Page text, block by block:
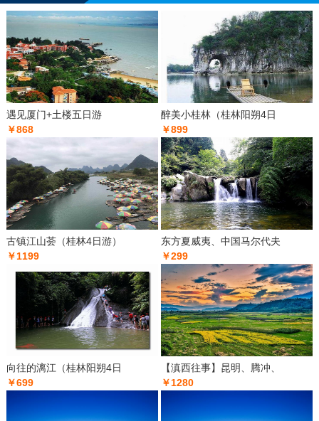
遇见厦门+土楼五日游
￥868
醉美小桂林（桂林阳朔4日
￥899
古镇江山荟（桂林4日游）
￥1199
东方夏威夷、中国马尔代夫
￥299
向往的漓江（桂林阳朔4日
￥699
【滇西往事】昆明、腾冲、
￥1280